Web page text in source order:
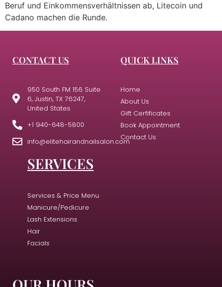
Beruf und Einkommensverhältnissen ab, Litecoin und
Cadano machen die Runde.
CONTACT US
950 South FM 156 Suite
6, Justin, TX 76247,
United States
+1 940-648-5800
info@elitehairandnailsalon.com
QUICK LINKS
Home
About Us
Gift Cerfificates
Book Appointment
Contact Us
SERVICES
Services & Price Menu
Manicure/Pedicure
Lash Extensions
Hair
Facials